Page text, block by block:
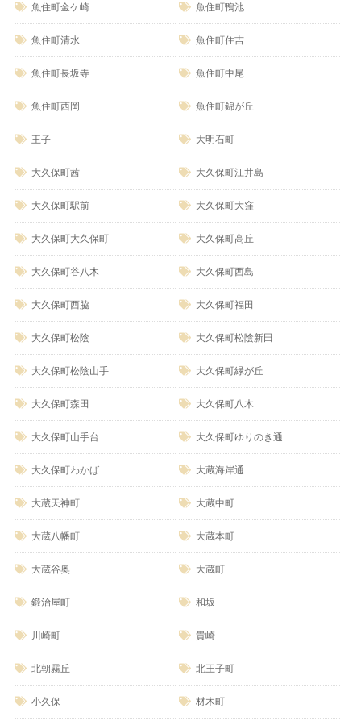
魚住町金ケ崎 魚住町鴨池
魚住町清水 魚住町住吉
魚住町長坂寺 魚住町中尾
魚住町西岡 魚住町錦が丘
王子 大明石町
大久保町茜 大久保町江井島
大久保町駅前 大久保町大窪
大久保町大久保町 大久保町高丘
大久保町谷八木 大久保町西島
大久保町西脇 大久保町福田
大久保町松陰 大久保町松陰新田
大久保町松陰山手 大久保町緑が丘
大久保町森田 大久保町八木
大久保町山手台 大久保町ゆりのき通
大久保町わかば 大蔵海岸通
大蔵天神町 大蔵中町
大蔵八幡町 大蔵本町
大蔵谷奥 大蔵町
鍛治屋町 和坂
川崎町 貴崎
北朝霧丘 北王子町
小久保 材木町